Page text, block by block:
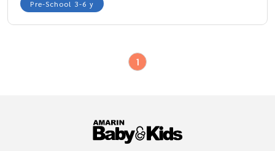
Pre-School 3-6 y
1